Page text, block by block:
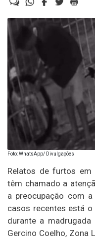
Foto: WhatsApp/ Divulgações
Relatos de furtos
têm chamado a
a preocupação com
casos recentes está
durante a
Gercino Coelho, Zona